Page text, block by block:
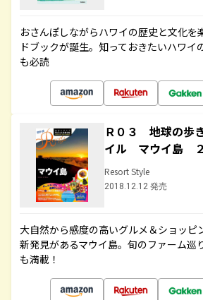
おさんぽしながらハワイの歴史と文化を
ドブックが誕生。知っておきたいハワイ
も必読
Ｒ０３ 地球の歩
イル マウイ島 ２
Resort Style
2018.12.12 発売
大自然から感度の高いグルメ＆ショッピ
新発見があるマウイ島。旬のファーム巡
も満載！